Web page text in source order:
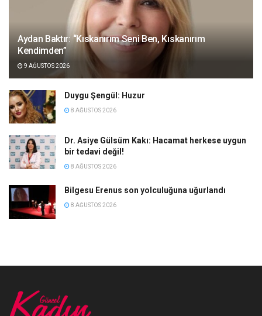
Aydan Baktır: “Kıskanırım Seni Ben, Kıskanırım
Kendimden”
9 AĞUSTOS 2026
Duygu Şengül: Huzur
8 AĞUSTOS 2026
Dr. Asiye Gülsüm Kakı: Hacamat herkese uygun
bir tedavi değil!
8 AĞUSTOS 2026
Bilgesu Erenus son yolculuğuna uğurlandı
8 AĞUSTOS 2026